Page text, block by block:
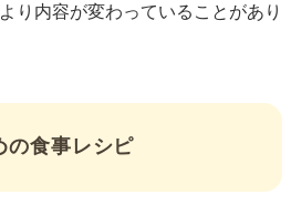
り内容が変わっていることがあり
の食事レシピ